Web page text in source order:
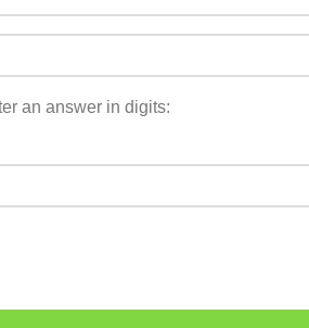
an answer in digits: